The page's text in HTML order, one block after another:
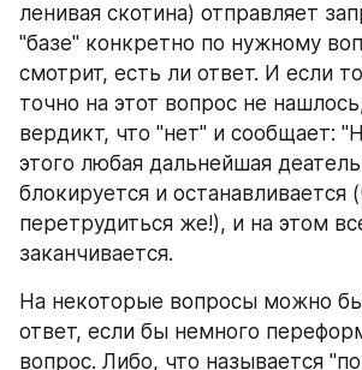
ленивая скотина) отправляет
"базе" конкретно по нужному
смотрит, есть ли ответ. И если
точно на этот вопрос не
вердикт, что "нет" и сообщает:
этого любая дальнейшая
блокируется и останавливается
перетрудиться же!), и на этом
заканчивается.
На некоторые вопросы можно
ответ, если бы немного
вопрос. Либо, что называется